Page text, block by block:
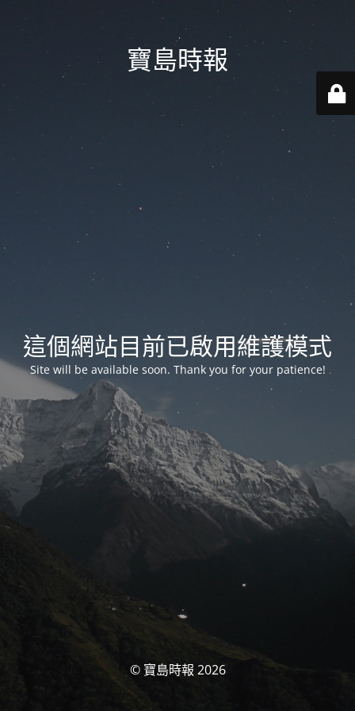
寶島時報
這個網站目前已啟用維護模式
Site will be available soon. Thank you for your patience!
© 寶島時報 2026